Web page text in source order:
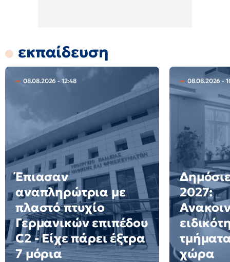
εκπαίδευση
08.08.2026 - 12:48
Έπιασαν
αναπληρώτρια με
πλαστό πτυχίο
Γερμανικών επιπέδου
C2 - Είχε πάρει έξτρα
7 μόρια
08.08.2026 -
2027:
χώρα